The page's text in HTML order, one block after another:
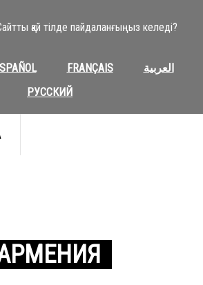
қай тілде пайдаланғыңыз келеді?
FRANÇAIS
العربية
РУССКИЙ